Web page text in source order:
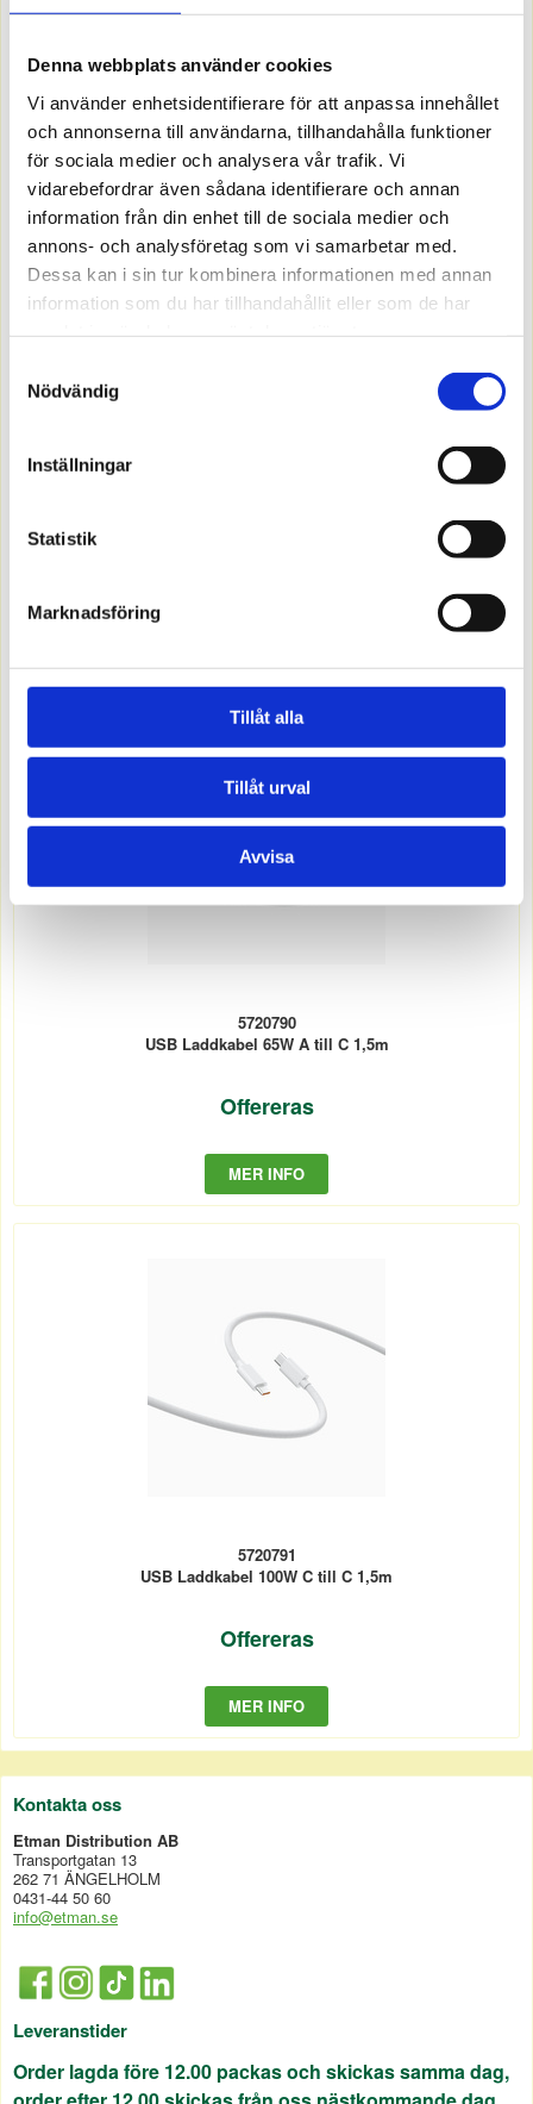
Denna webbplats använder cookies
Vi använder enhetsidentifierare för att anpassa innehållet
och annonserna till användarna, tillhandahålla funktioner
för sociala medier och analysera vår trafik. Vi
vidarebefordrar även sådana identifierare och annan
information från din enhet till de sociala medier och
annons- och analysföretag som vi samarbetar med.
Dessa kan i sin tur kombinera informationen med annan
information som du har tillhandahållit eller som de har
Nödvändig
Inställningar
Statistik
Marknadsföring
Tillåt alla
Tillåt urval
Avvisa
MER INFO
5720790
USB Laddkabel 65W A till C 1,5m
Offereras
MER INFO
5720791
USB Laddkabel 100W C till C 1,5m
Offereras
MER INFO
Kontakta oss
Etman Distribution AB
Transportgatan 13
262 71 ÄNGELHOLM
0431-44 50 60
info@etman.se
Leveranstider
Order lagda före 12.00 packas och skickas samma dag,